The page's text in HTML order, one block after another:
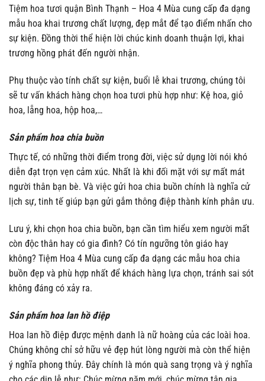
Tiệm hoa tươi quận Bình Thạnh – Hoa 4 Mùa cung cấp đa dạng
mẫu hoa khai trương chất lượng, đẹp mắt để tạo điểm nhấn cho
sự kiện. Đồng thời thể hiện lời chúc kinh doanh thuận lợi, khai
trương hồng phát đến người nhận.
Phụ thuộc vào tính chất sự kiện, buổi lễ khai trương, chúng tôi
sẽ tư vấn khách hàng chọn hoa tươi phù hợp như: Kệ hoa, giỏ
hoa, lẵng hoa, hộp hoa,…
Sản phẩm hoa chia buồn
Thực tế, có những thời điểm trong đời, việc sử dụng lời nói khó
diễn đạt trọn vẹn cảm xúc. Nhất là khi đối mặt với sự mất mát
người thân bạn bè. Và việc gửi hoa chia buồn chính là nghĩa cử
lịch sự, tinh tế giúp bạn gửi gắm thông điệp thành kính phân ưu.
Lưu ý, khi chọn hoa chia buồn, bạn cần tìm hiểu xem người mất
còn độc thân hay có gia đình? Có tín ngưỡng tôn giáo hay
không? Tiệm Hoa 4 Mùa cung cấp đa dạng các mẫu hoa chia
buồn đẹp và phù hợp nhất để khách hàng lựa chọn, tránh sai sót
không đáng có xảy ra.
Sản phẩm hoa lan hồ điệp
Hoa lan hồ điệp được mệnh danh là nữ hoàng của các loài hoa.
Chúng không chỉ sở hữu vẻ đẹp hút lòng người mà còn thể hiện
ý nghĩa phong thủy. Đây chính là món quà sang trọng và ý nghĩa